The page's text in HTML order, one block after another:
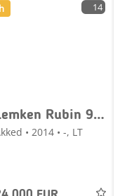
14
Lemken Rubin 9/600
• 2014 • -, LT